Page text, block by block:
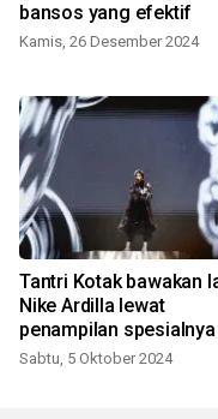
bansos yang efektif
Kamis, 26 Desember 2024
Tantri Kotak bawakan
Nike Ardilla lewat
penampilan spesialnya
Sabtu, 5 Oktober 2024